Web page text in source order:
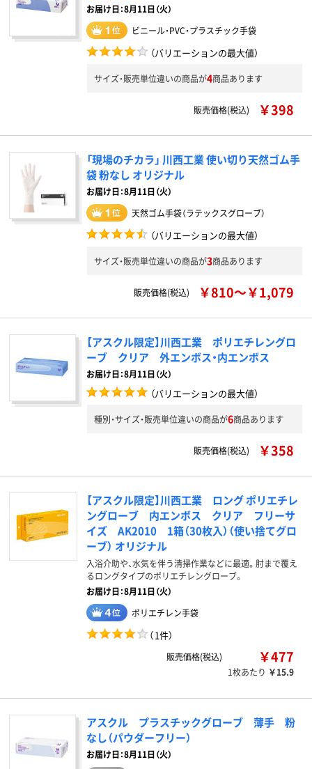
お届け日：8月11日（火）
ビニール・PVC・プラスチック手袋
（バリエーションの最大値）
サイズ・販売単位違いの商品が4商品あります
販売価格(税込) ￥398
「現場のチカラ」 川西工業 使い切り天然ゴム手
袋 粉なし オリジナル
お届け日：8月11日（火）
天然ゴム手袋（ラテックスグローブ）
（バリエーションの最大値）
サイズ・販売単位違いの商品が3商品あります
販売価格(税込) ￥810～￥1,079
【アスクル限定】川西工業 ポリエチレングロ
ーブ クリア 外エンボス・内エンボス
お届け日：8月11日（火）
（バリエーションの最大値）
種別・サイズ・販売単位違いの商品が6商品あります
販売価格(税込) ￥358
【アスクル限定】川西工業 ロング ポリエチレ
ングローブ 内エンボス クリア フリーサ
イズ AK2010 1箱（30枚入）（使い捨てグロ
ーブ） オリジナル
入浴介助や、水気を伴う清掃作業などに最適。肘まで覆え
るロングタイプのポリエチレングローブ。
お届け日：8月11日（火）
ポリエチレン手袋
（1件）
販売価格(税込) ￥477
1枚あたり ￥15.9
アスクル プラスチックグローブ 薄手 粉
なし（パウダーフリー）
お届け日：8月11日（火）